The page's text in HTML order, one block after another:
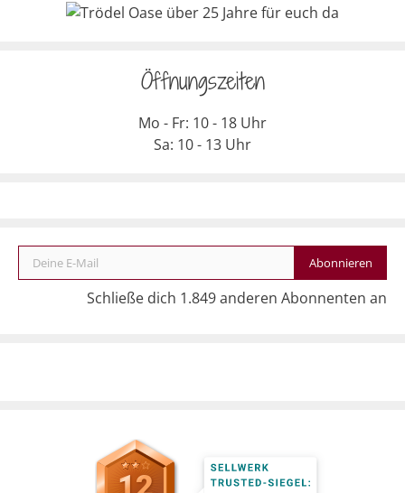
Öffnungszeiten
Mo - Fr: 10 - 18 Uhr
Sa: 10 - 13 Uhr
Deine E-Mail
Abonnieren
Schließe dich 1.849 anderen Abonnenten an